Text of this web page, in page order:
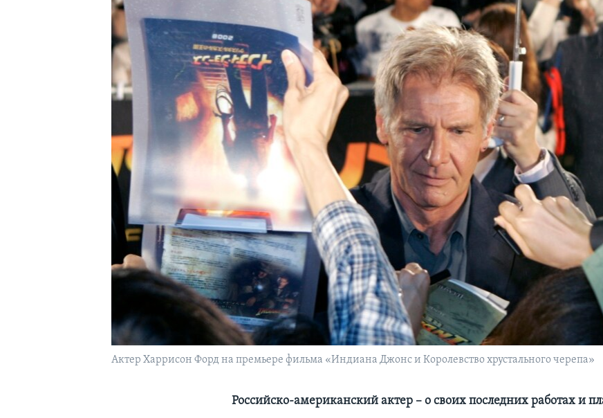
Актер Харрисон Форд на премьере фильма «Индиана Джонс и Королевство хрустального черепа»
Российско-американский актер – о своих последних работах и